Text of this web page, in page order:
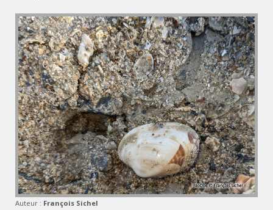
Auteur : François Sichel